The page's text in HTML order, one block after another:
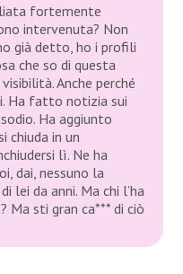
fortemente
intervenuta? Non
già detto, ho i profili
che so di questa
Anche perché
Ha fatto notizia sui
Ha aggiunto
chiuda in un
lì. Ne ha
dai, nessuno la
lei da anni. Ma chi l’ha
Ma sti gran ca*** di ciò